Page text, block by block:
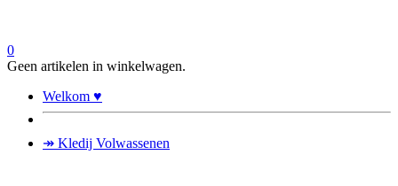
0
Geen artikelen in winkelwagen.
Welkom ♥
↠ Kledij Volwassenen